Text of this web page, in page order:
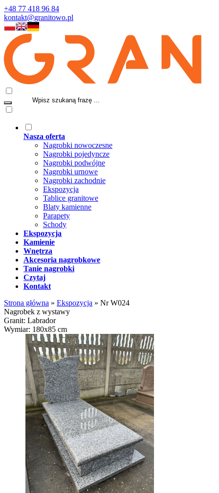
+48 77 418 96 84
kontakt@granitowo.pl
Nasza oferta
Nagrobki nowoczesne
Nagrobki pojedyncze
Nagrobki podwójne
Nagrobki urnowe
Nagrobki zachodnie
Ekspozycja
Tablice granitowe
Blaty kamienne
Parapety
Schody
Ekspozycja
Kamienie
Wnętrza
Akcesoria nagrobkowe
Tanie nagrobki
Czytaj
Kontakt
Strona główna » Ekspozycja » Nr W024
Nagrobek z wystawy
Granit: Labrador
Wymiar: 180x85 cm